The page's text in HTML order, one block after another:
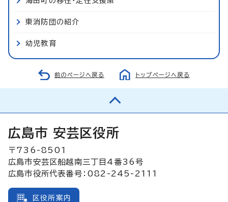
東消防団の紹介
幼児教育
前のページへ戻る トップページへ戻る
広島市 安芸区役所
〒736-8501
広島市安芸区船越南三丁目4番36号
広島市役所代表番号：082-245-2111
区役所案内